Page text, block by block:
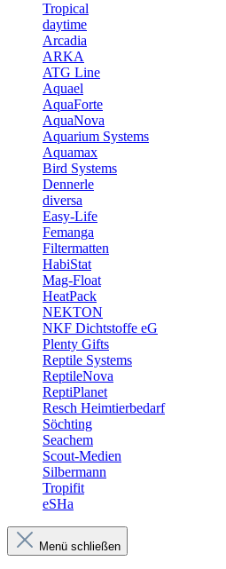
Tropical
daytime
Arcadia
ARKA
ATG Line
Aquael
AquaForte
AquaNova
Aquarium Systems
Aquamax
Bird Systems
Dennerle
diversa
Easy-Life
Femanga
Filtermatten
HabiStat
Mag-Float
HeatPack
NEKTON
NKF Dichtstoffe eG
Plenty Gifts
Reptile Systems
ReptileNova
ReptiPlanet
Resch Heimtierbedarf
Söchting
Seachem
Scout-Medien
Silbermann
Tropifit
eSHa
Menü schließen